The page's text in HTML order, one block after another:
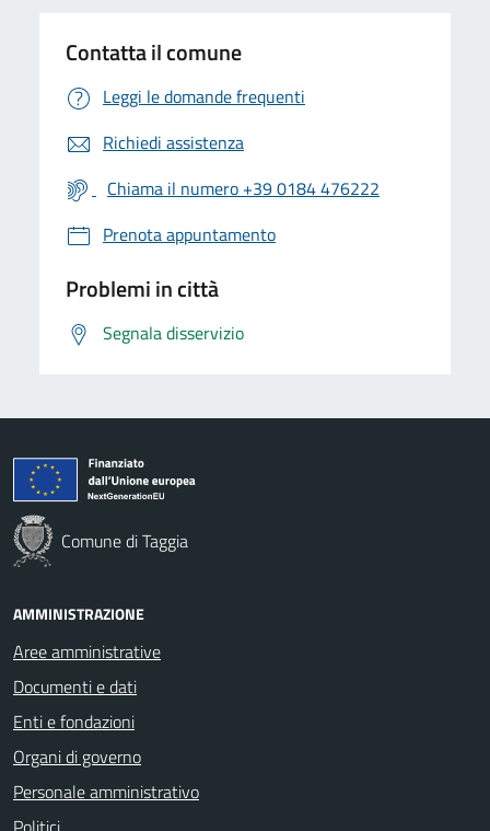
Contatta il comune
Leggi le domande frequenti
Richiedi assistenza
Chiama il numero +39 0184 476222
Prenota appuntamento
Problemi in città
Segnala disservizio
Comune di Taggia
AMMINISTRAZIONE
Aree amministrative
Documenti e dati
Enti e fondazioni
Organi di governo
Personale amministrativo